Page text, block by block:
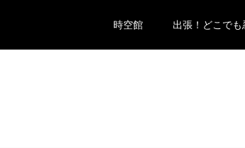
時空館 出張！どこでも